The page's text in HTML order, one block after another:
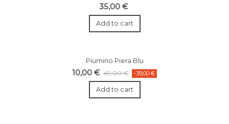
35,00 €
Add to cart
Piumino Piera Blu
10,00 € 49,00 € -39,00 €
Add to cart